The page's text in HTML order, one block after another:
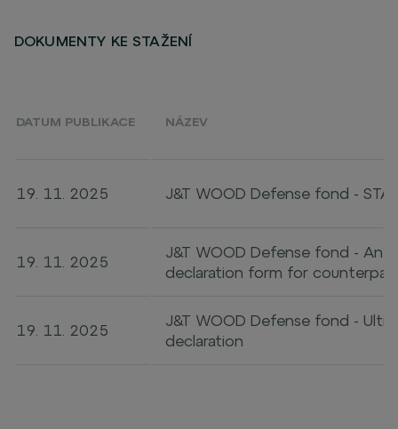
DOKUMENTY KE STAŽENÍ
DATUM PUBLIKACE NÁZEV
19. 11. 2025 J&T WOOD Defense fond -
19. 11. 2025
J&T WOOD Defense fond - Anti
declaration form for
19. 11. 2025
J&T WOOD Defense fond -
declaration